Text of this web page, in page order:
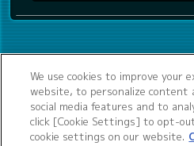
We use cookies to improve your
website, to personalize content
social media features and to
click [Cookie Settings] to opt-
cookie settings on our website.